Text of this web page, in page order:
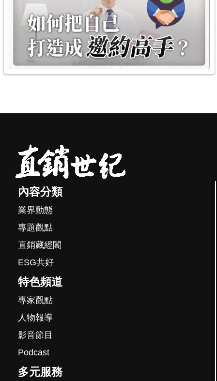
內容分類
業界動態
專題觀點
直銷藏經閣
ESG共好
特色頻道
專家觀點
人物報導
影音節目
Podcast
多元服務